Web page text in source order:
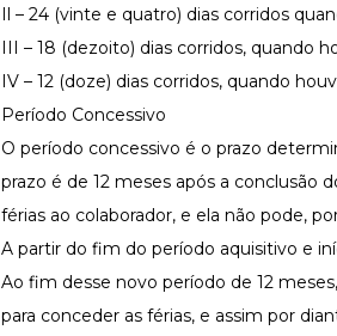
Il – 24 (vinte e quatro) dias corridos
III – 18 (dezoito) dias corridos, quando
IV – 12 (doze) dias corridos, quando
Período Concessivo
O período concessivo é o prazo
prazo é de 12 meses após a conclusão
férias ao colaborador, e ela não pode,
A partir do fim do período aquisitivo e
Ao fim desse novo período de 12
para conceder as férias, e assim por